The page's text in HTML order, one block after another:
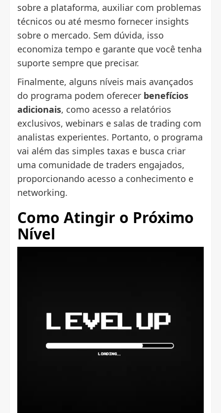
sobre a plataforma, auxiliar com problemas
técnicos ou até mesmo fornecer insights
sobre o mercado. Sem dúvida, isso
economiza tempo e garante que você tenha
suporte sempre que precisar.
Finalmente, alguns níveis mais avançados
do programa podem oferecer benefícios
adicionais, como acesso a relatórios
exclusivos, webinars e salas de trading com
analistas experientes. Portanto, o programa
vai além das simples taxas e busca criar
uma comunidade de traders engajados,
proporcionando acesso a conhecimento e
networking.
Como Atingir o Próximo
Nível